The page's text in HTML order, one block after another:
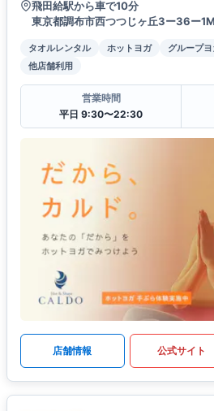
飛田給駅から車で10分
東京都調布市西つつじヶ丘3ー36ー
タオルレンタル ホットヨガ グループ
他店舗利用
営業時間
平日 9:30〜22:30
店舗情報 公式サイト